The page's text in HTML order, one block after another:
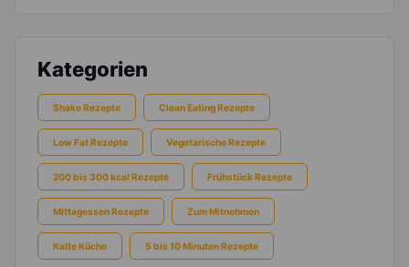
Kategorien
Shake Rezepte Clean Eating Rezepte
Low Fat Rezepte Vegetarische Rezepte
200 bis 300 kcal Rezepte Frühstück Rezepte
Mittagessen Rezepte Zum Mitnehmen
Kalte Küche 5 bis 10 Minuten Rezepte